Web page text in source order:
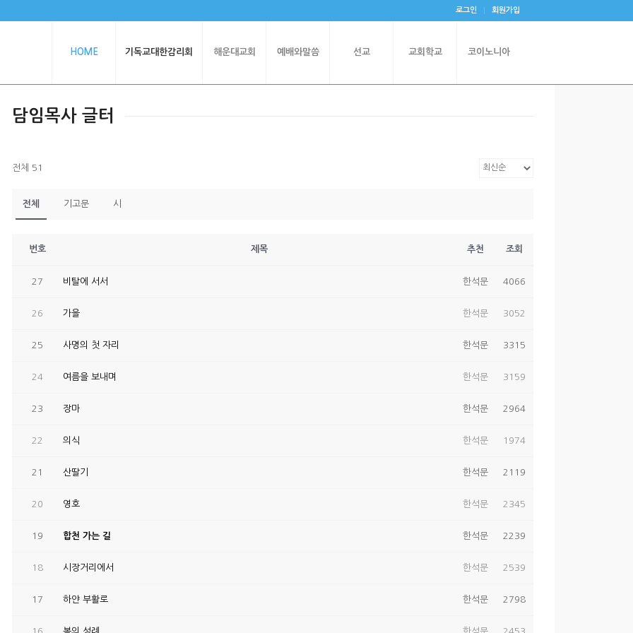
로그인 회원가입
HOME 기독교대한감리회 해운대교회 예배와말씀 선교 교회학교 코이노니아
담임목사 글터
전체 51
전체 기고문 시
번호 제목 추천 조회
27 비탈에 서서 한석문 4066
26 가을 한석문 3052
25 사명의 첫 자리 한석문 3315
24 여름을 보내며 한석문 3159
23 장마 한석문 2964
22 의식 한석문 1974
21 산딸기 한석문 2119
20 영호 한석문 2345
19 합천 가는 길 한석문 2239
18 시장거리에서 한석문 2539
17 하얀 부활로 한석문 2798
16 봄의 성례 한석문 2453